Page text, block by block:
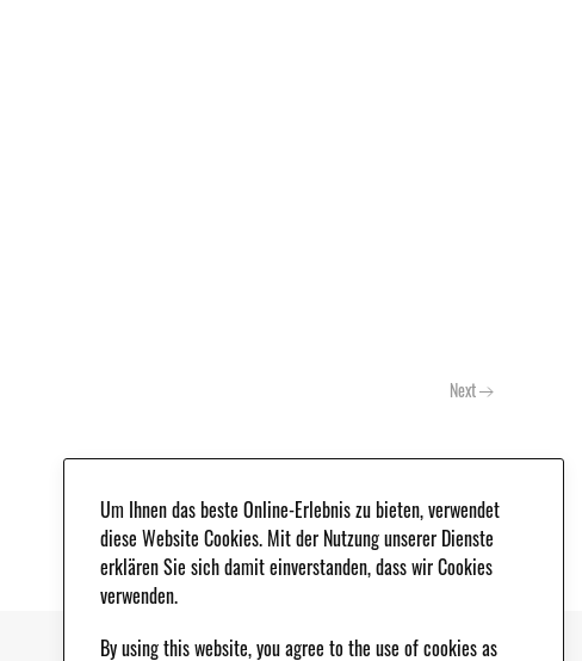
Next
Um Ihnen das beste Online-Erlebnis zu bieten, verwendet
diese Website Cookies. Mit der Nutzung unserer Dienste
erklären Sie sich damit einverstanden, dass wir Cookies
verwenden.
By using this website, you agree to the use of cookies as